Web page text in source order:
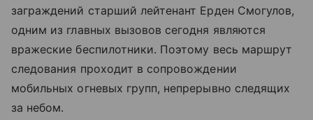
заграждений старший лейтенант Ерден Смогулов,
одним из главных вызовов сегодня являются
вражеские беспилотники. Поэтому весь маршрут
следования проходит в сопровождении
мобильных огневых групп, непрерывно следящих
за небом.